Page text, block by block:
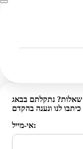
כיתבו לנו ונענה בהקדם
אי-מייל: